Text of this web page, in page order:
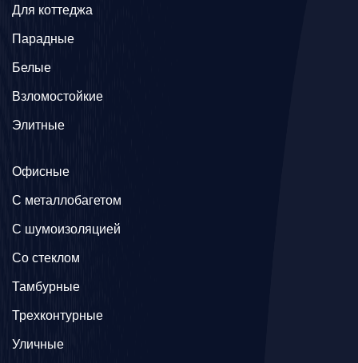
Для коттеджа
Парадные
Белые
Взломостойкие
Элитные
Офисные
C металлобагетом
С шумоизоляцией
Со стеклом
Тамбурные
Трехконтурные
Уличные